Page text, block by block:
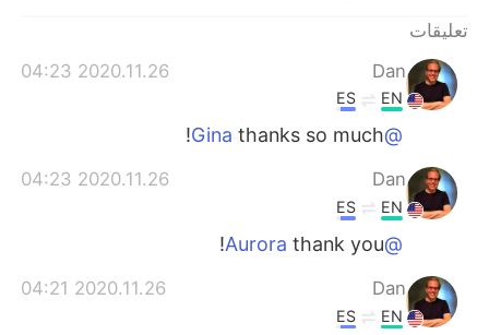
تعليقات
Dan
2020.11.26 04:23
EN
ES
@Gina
thanks so much!
Dan
2020.11.26 04:23
EN
ES
@Aurora
thank you!
Dan
2020.11.26 04:21
EN
ES